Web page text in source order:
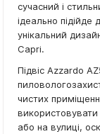
сучасний і
ідеально
унікальний
Capri.
Підвіс Azzardo
чистих
або на вулиці,